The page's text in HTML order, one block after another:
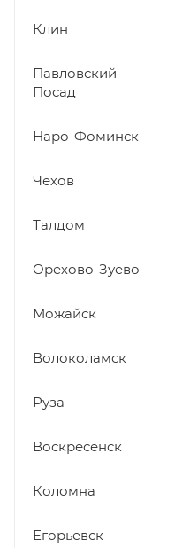
Клин
Павловский
Посад
Наро-Фоминск
Чехов
Талдом
Орехово-Зуево
Можайск
Волоколамск
Руза
Воскресенск
Коломна
Егорьевск